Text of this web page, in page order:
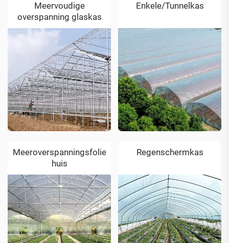
Meervoudige
overspanning glaskas
Enkele/Tunnelkas
Meeroverspanningsfoliegewas
huis
Regenschermkas